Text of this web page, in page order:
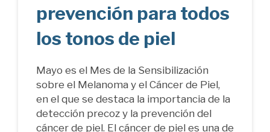
prevención para todos
los tonos de piel
Mayo es el Mes de la Sensibilización
sobre el Melanoma y el Cáncer de Piel,
en el que se destaca la importancia de la
detección precoz y la prevención del
cáncer de piel. El cáncer de piel es una de